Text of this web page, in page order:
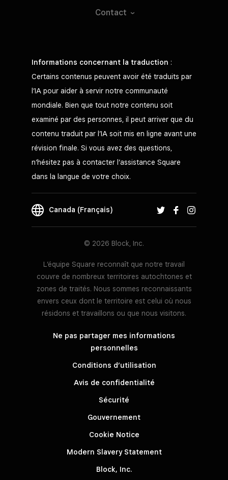
Contact
Informations concernant la traduction :
Certains contenus peuvent avoir été traduits par
l’IA pour aider à servir notre communauté
mondiale. Bien que tout notre contenu soit
examiné par des personnes, il peut arriver que du
contenu traduit par l’IA soit mis en ligne avant une
révision finale. Si vous avez des questions,
n’hésitez pas à contacter l’assistance Square
dans la langue de votre choix.
Canada (Français)
© 2026 Block, Inc.
L’équipe Square reconnaît que notre travail
couvre de nombreux territoires autochtones et
zones de traités. Nous sommes reconnaissants
envers ceux dont le territoire est celui où nous
résidons et travaillons ou que nous visitons.
Ne pas partager mes informations
personnelles
Conditions d’utilisation
Avis de confidentialité
Sécurité
Gouvernement
Cookie Notice
Modern Slavery Statement
Block, Inc.